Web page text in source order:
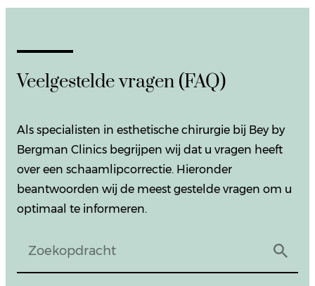
Veelgestelde vragen (FAQ)
Als specialisten in esthetische chirurgie bij Bey by
Bergman Clinics begrijpen wij dat u vragen heeft
over een schaamlipcorrectie. Hieronder
beantwoorden wij de meest gestelde vragen om u
optimaal te informeren.